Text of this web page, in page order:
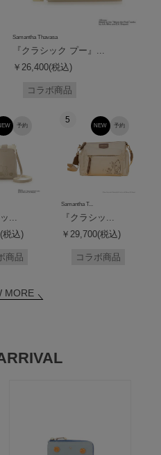
Samantha Thavasa
『クラシック プー』...
￥26,400(税込)
コラボ商品
予約
...
税込)
商品
5
予約
NEW
Samantha T...
『クラシッ...
￥29,700(税込)
コラボ商品
MORE